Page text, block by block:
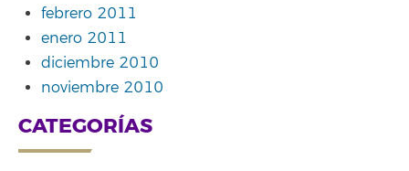
febrero 2011
enero 2011
diciembre 2010
noviembre 2010
CATEGORÍAS